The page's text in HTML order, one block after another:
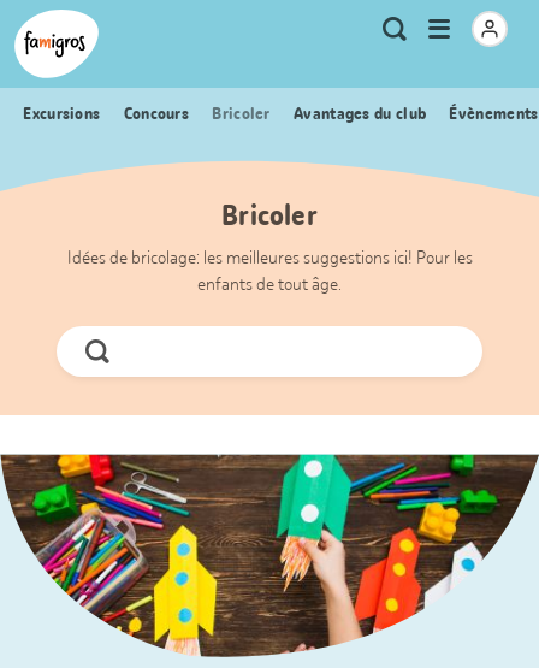
Signets
de
navigation
Header
Logo Métanavigation
RechercheOuvrir
Excursions Concours Bricoler Avantages du club
Bricoler
Idées de bricolage: les meilleures suggestions ici! Pour les
enfants de tout âge.
Chercher